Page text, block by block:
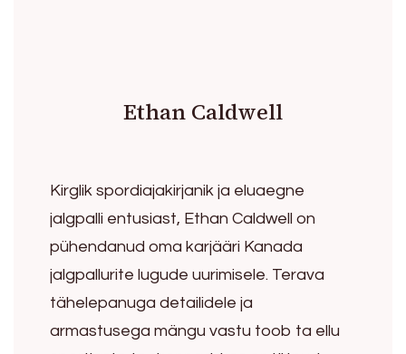
Ethan Caldwell
Kirglik spordiajakirjanik ja eluaegne
jalgpalli entusiast, Ethan Caldwell on
pühendanud oma karjääri Kanada
jalgpallurite lugude uurimisele. Terava
tähelepanuga detailidele ja
armastusega mängu vastu toob ta ellu